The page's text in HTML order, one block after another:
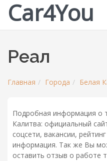
Car4You
Реал
Главная Города Белая
Подробная информация о
Калитва: официальный
соцсети, вакансии,
информация. Так же Вы
оставить отзыв о работе